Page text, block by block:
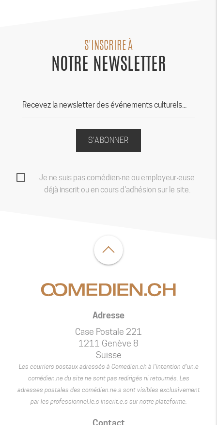
S'INSCRIRE À
NOTRE NEWSLETTER
S'ABONNER
Je ne suis pas comédien‧ne ou employeur‧euse
déjà inscrit ou en cours d'adhésion sur le site.
Adresse
Case Postale 221
1211 Genève 8
Suisse
Les courriers postaux adressés à Comedien.ch à l’intention d’un.e
comédien.ne du site ne sont pas redirigés ni retournés. Les
adresses postales des comédien.ne.s sont visibles exclusivement
par les professionnel.le.s inscrit.e.s sur notre plateforme.
Contact